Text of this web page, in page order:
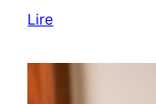
Lire